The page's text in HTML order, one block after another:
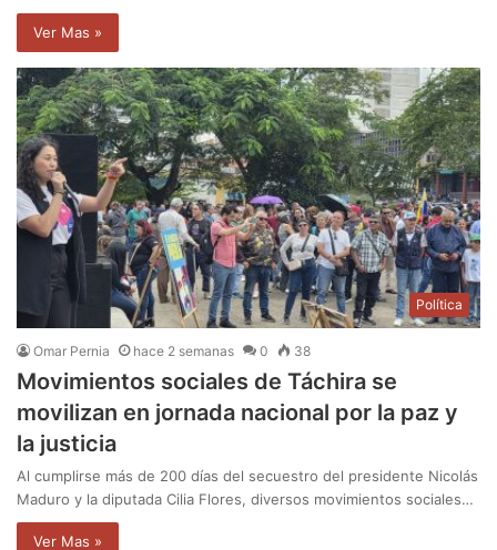
Ver Mas »
Política
Omar Pernia hace 2 semanas 0 38
Movimientos sociales de Táchira se
movilizan en jornada nacional por la paz y
la justicia
Al cumplirse más de 200 días del secuestro del presidente Nicolás
Maduro y la diputada Cilia Flores, diversos movimientos sociales…
Ver Mas »